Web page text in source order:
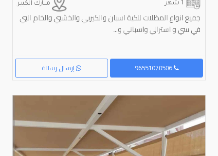
مبارك الكبير
جميع انواع المظلات للكية اسبان والكيربي والخشبي والخام البي
في سي و استرالي واسباني و...
إرسال رسالة 96551070506